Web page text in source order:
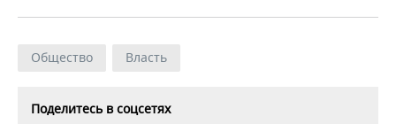
Общество Власть
Поделитесь в соцсетях